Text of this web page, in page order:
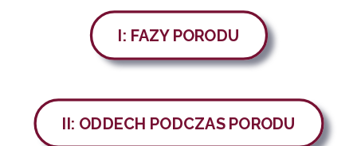
I: FAZY PORODU
II: ODDECH PODCZAS PORODU